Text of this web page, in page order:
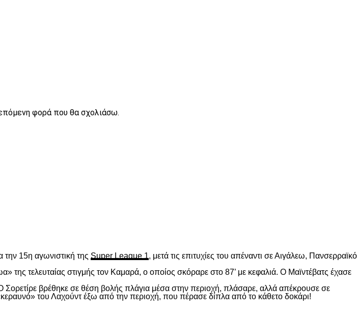
φορά που θα σχολιάσω.
την 15η αγωνιστική της Super League 1, μετά τις επιτυχίες του απέναντι σε Αιγάλεω, Πανσερραϊκό
τελευταίας στιγμής τον Καμαρά, ο οποίος σκόραρε στο 87’ με κεφαλιά. Ο Μαϊντέβατς έχασε
Σορετίρε βρέθηκε σε θέση βολής πλάγια μέσα στην περιοχή, πλάσαρε, αλλά απέκρουσε σε
του Λαχούντ έξω από την περιοχή, που πέρασε δίπλα από το κάθετο δοκάρι!